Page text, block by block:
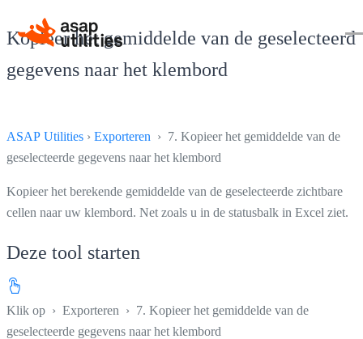
Kopieer het gemiddelde van de
gegevens naar het klembord
ASAP Utilities › Exporteren › 7. Kopieer het gemiddelde van de
geselecteerde gegevens naar het klembord
Kopieer het berekende gemiddelde van de geselecteerde zichtbare
cellen naar uw klembord. Net zoals u in de statusbalk in Excel ziet.
Deze tool starten
Klik op › Exporteren › 7. Kopieer het gemiddelde van de
geselecteerde gegevens naar het klembord